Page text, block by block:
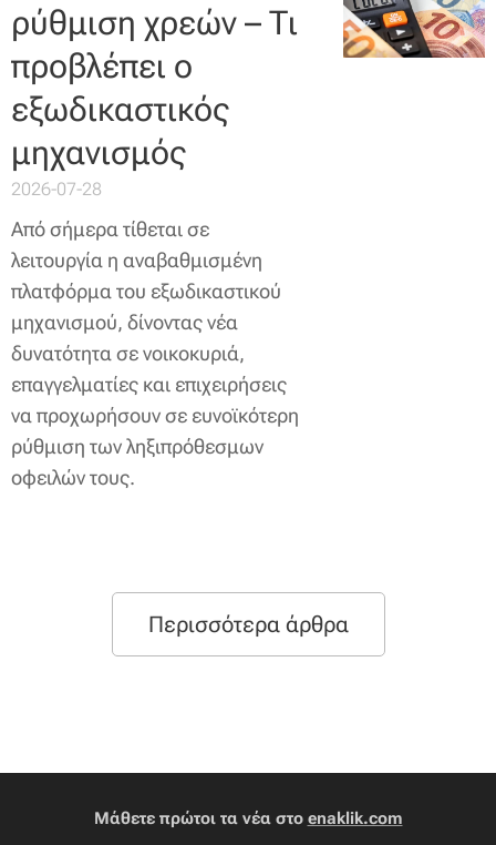
ρύθμιση χρεών – Τι
προβλέπει ο
εξωδικαστικός
μηχανισμός
2026-07-28
Από σήμερα τίθεται σε
λειτουργία η αναβαθμισμένη
πλατφόρμα του εξωδικαστικού
μηχανισμού, δίνοντας νέα
δυνατότητα σε νοικοκυριά,
επαγγελματίες και επιχειρήσεις
να προχωρήσουν σε ευνοϊκότερη
ρύθμιση των ληξιπρόθεσμων
οφειλών τους.
Περισσότερα άρθρα
Μάθετε πρώτοι τα νέα στο enaklik.com